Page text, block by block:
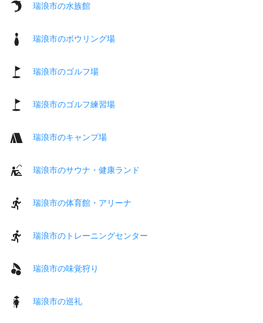
瑞浪市の水族館
瑞浪市のボウリング場
瑞浪市のゴルフ場
瑞浪市のゴルフ練習場
瑞浪市のキャンプ場
瑞浪市のサウナ・健康ランド
瑞浪市の体育館・アリーナ
瑞浪市のトレーニングセンター
瑞浪市の味覚狩り
瑞浪市の巡礼